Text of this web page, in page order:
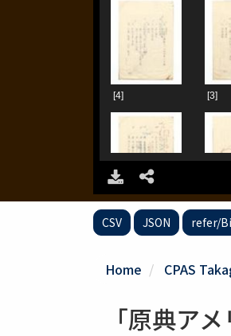
CSV JSON refer/
Home CPAS
「原典ア